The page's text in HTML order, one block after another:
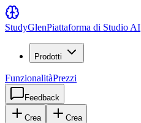
StudyGlenPiattaforma di Studio AI
Prodotti
FunzionalitàPrezzi
Feedback
Crea Crea